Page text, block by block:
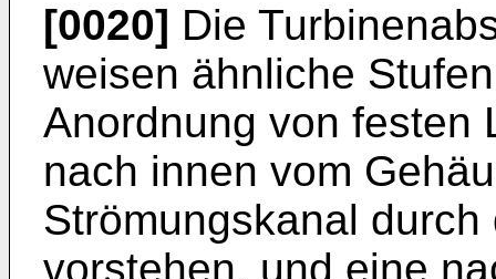
[0020] Die
weisen ähnliche
Anordnung von festen
nach innen vom
Strömungskanal durch
vorstehen, und eine